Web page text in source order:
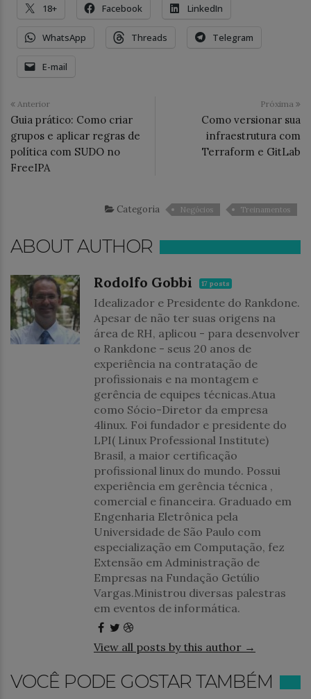
18+ Facebook LinkedIn
WhatsApp Threads Telegram
E-mail
Anterior
Guia prático: Como criar
grupos e aplicar regras de
política com SUDO no
FreeIPA
Próxima
Como versionar sua
infraestrutura com
Terraform e GitLab
Categoria Negócios Treinamentos
ABOUT AUTHOR
Rodolfo Gobbi 17 posts
Idealizador e Presidente do Rankdone.
Apesar de não ter suas origens na
área de RH, aplicou - para desenvolver
o Rankdone - seus 20 anos de
experiência na contratação de
profissionais e na montagem e
gerência de equipes técnicas.Atua
como Sócio-Diretor da empresa
4linux. Foi fundador e presidente do
LPI( Linux Professional Institute)
Brasil, a maior certificação
profissional linux do mundo. Possui
experiência em gerência técnica ,
comercial e financeira. Graduado em
Engenharia Eletrônica pela
Universidade de São Paulo com
especialização em Computação, fez
Extensão em Administração de
Empresas na Fundação Getúlio
Vargas.Ministrou diversas palestras
em eventos de informática.
View all posts by this author →
VOCÊ PODE GOSTAR TAMBÉM